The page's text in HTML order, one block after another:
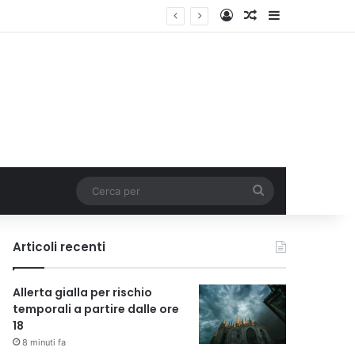
dedicato ai giovani AccediUn articolo a
per
Articoli recenti
Allerta gialla per rischio
temporali a partire dalle ore
18
8 minuti fa